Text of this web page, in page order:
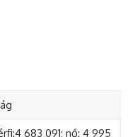
683 091; nő: 4 995